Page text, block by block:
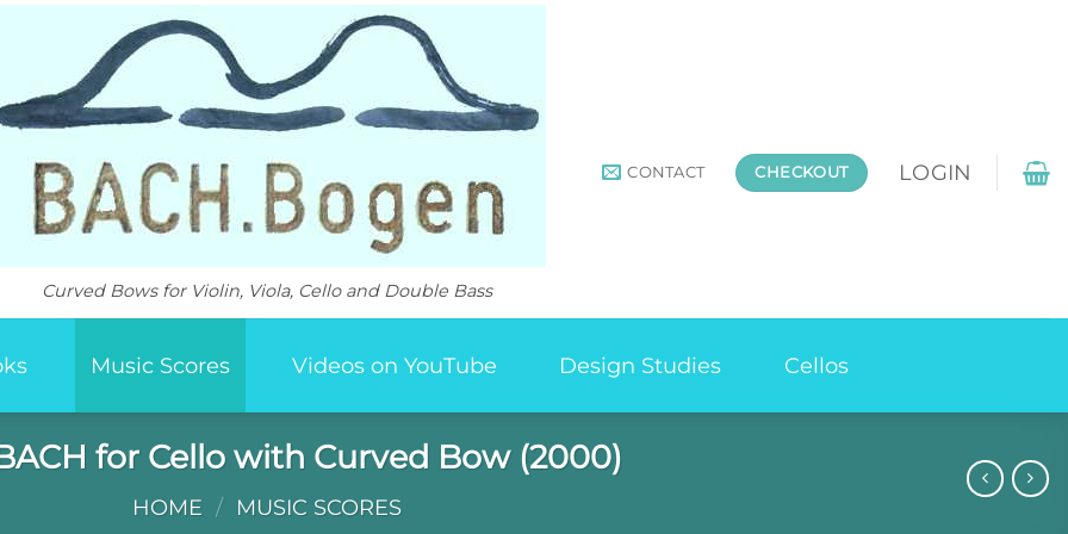
Curved Bows for Violin, Viola, Cello and Double Bass
CONTACT CHECKOUT LOGIN
Music Scores Videos on YouTube Design Studies Cellos
for Cello with Curved Bow (2000)
HOME / MUSIC SCORES